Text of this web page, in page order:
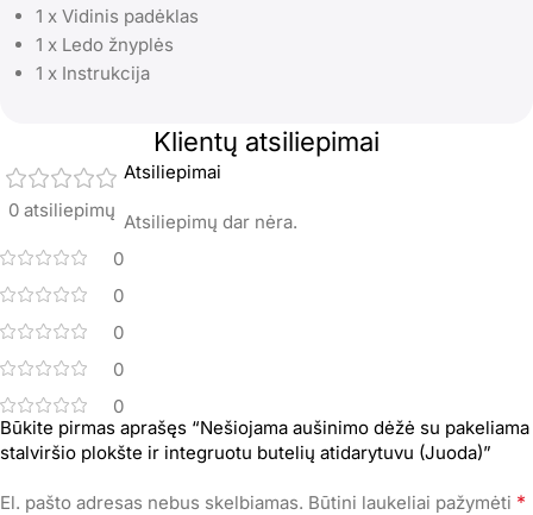
1 x Vidinis padėklas
1 x Ledo žnyplės
1 x Instrukcija
Klientų atsiliepimai
0 atsiliepimų
0
0
0
0
0
Atsiliepimai
Atsiliepimų dar nėra.
Būkite pirmas aprašęs “Nešiojama aušinimo dėžė su pakeliama
stalviršio plokšte ir integruotu butelių atidarytuvu (Juoda)”
El. pašto adresas nebus skelbiamas. Būtini laukeliai pažymėti *